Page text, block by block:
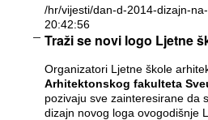
/hr/vijesti/dan-d-2014-dizajn-
20:42:56
Traži se novi logo Ljetne
Organizatori Ljetne škole
Arhitektonskog fakulteta
pozivaju sve zainteresirane da
dizajn novog loga ovogodišnje